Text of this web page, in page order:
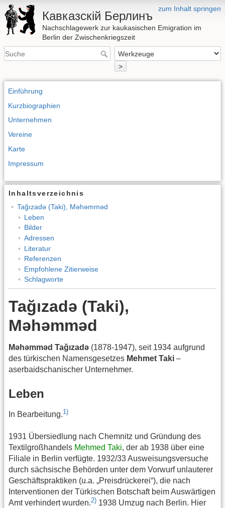
zum Inhalt springen
Кавказскій Берлинъ
Nachschlagewerk zur kaukasischen Emigration im
Berlin der Zwischenkriegszeit
>
Einführung
Kurzbiographien
Unternehmen
Vereine
Karte
Impressum
Inhaltsverzeichnis
Tağızadə (Taki), Məhəmməd
Leben
Bilder
Adressen
Literatur
Referenzen
Empfohlene Zitierweise
Schlagworte
Tağızadə (Taki),
Məhəmməd
Məhəmməd Tağızadə (1878-1947), seit 1934 aufgrund
des türkischen Namensgesetzes Mehmet Taki –
aserbaidschanischer Unternehmer.
Leben
In Bearbeitung.1)
1931 Übersiedlung nach Chemnitz und Gründung des
Textilgroßhandels Mehmed Taki, der ab 1938 über eine
Filiale in Berlin verfügte. 1932/33 Ausweisungsversuche
durch sächsische Behörden unter dem Vorwurf unlauterer
Geschäftspraktiken (u.a. „Preisdrückerei“), die nach
Interventionen der Türkischen Botschaft beim Auswärtigen
Amt verhindert wurden.2) 1938 Umzug nach Berlin. Hier